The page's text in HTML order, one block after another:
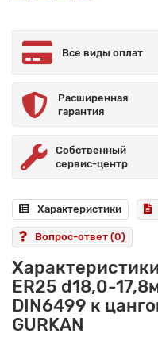
Все виды оплат
Расширенная
гарантия
Собственный
сервис-центр
Характеристики
Вопрос-ответ (0)
ER25 d18,0-
DIN6499 к
GURKAN